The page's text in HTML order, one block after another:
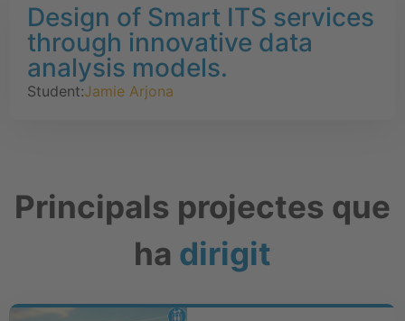
Design of Smart ITS services
through innovative data
analysis models.
Student:Jamie Arjona
Principals projectes que
ha dirigit